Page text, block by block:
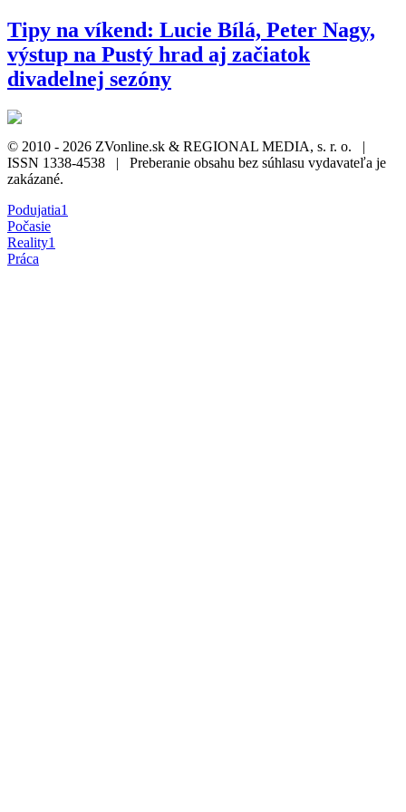
Tipy na víkend: Lucie Bílá, Peter Nagy,
výstup na Pustý hrad aj začiatok
divadelnej sezóny
© 2010 - 2026 ZVonline.sk & REGIONAL MEDIA, s. r. o. |
ISSN 1338-4538 | Preberanie obsahu bez súhlasu vydavateľa je
zakázané.
Podujatia1
Počasie
Reality1
Práca